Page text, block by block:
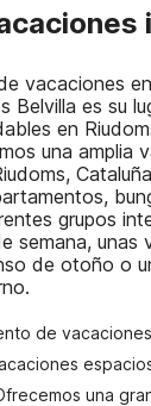
vacaciones
Belvilla es su
en
una amplia
grupos
semana, unas
de otoño o
de
una